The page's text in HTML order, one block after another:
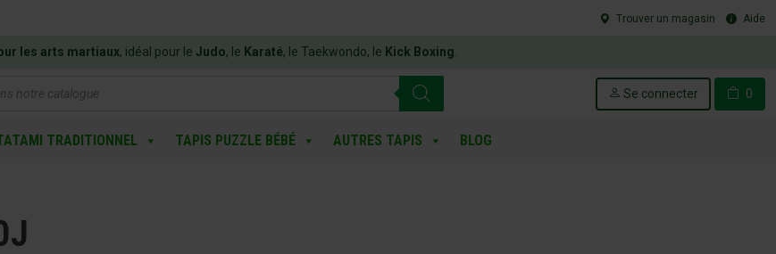
Trouver un magasin Aide
les arts martiaux, idéal pour le Judo, le Karaté, le Taekwondo, le Kick Boxing
Se connecter 0
TRADITIONNEL TAPIS PUZZLE BÉBÉ AUTRES TAPIS BLOG